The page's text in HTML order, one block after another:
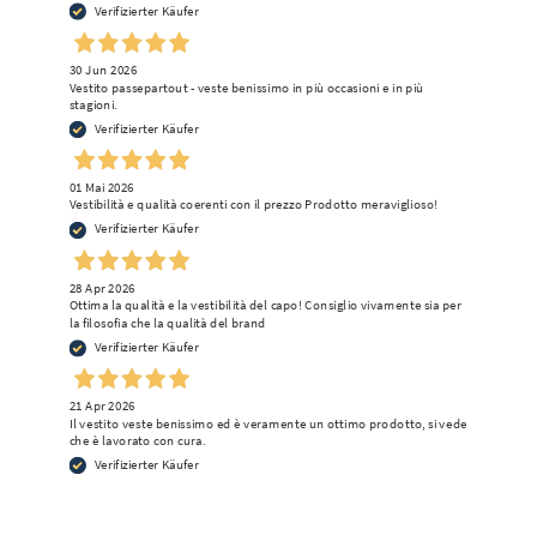
Verifizierter Käufer
30 Jun 2026
Vestito passepartout - veste benissimo in più occasioni e in più
stagioni.
Verifizierter Käufer
01 Mai 2026
Vestibilità e qualità coerenti con il prezzo Prodotto meraviglioso!
Verifizierter Käufer
28 Apr 2026
Ottima la qualità e la vestibilità del capo! Consiglio vivamente sia per
la filosofia che la qualità del brand
Verifizierter Käufer
21 Apr 2026
Il vestito veste benissimo ed è veramente un ottimo prodotto, si vede
che è lavorato con cura.
Verifizierter Käufer